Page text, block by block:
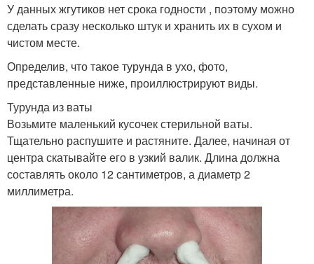
У данных жгутиков нет срока годности , поэтому можно
сделать сразу несколько штук и хранить их в сухом и
чистом месте.
Определив, что такое турунда в ухо, фото,
представленные ниже, проиллюстрируют виды.
Турунда из ваты
Возьмите маленький кусочек стерильной ваты.
Тщательно распушите и растяните. Далее, начиная от
центра скатывайте его в узкий валик. Длина должна
составлять около 12 сантиметров, а диаметр 2
миллиметра.